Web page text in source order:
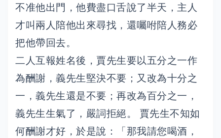
不准他出門，他費盡口舌說了半天，主人
才叫兩人陪他出來尋找，還囑咐陪人務必
把他帶回去。
二人互報姓名後，賈先生要以五分之一作
為酬謝，義先生堅決不要；又改為十分之
一，義先生還是不要；再改為百分之一，
義先生生氣了，嚴詞拒絕。 賈先生不知如
何酬謝才好，於是說：「那我請您喝酒，